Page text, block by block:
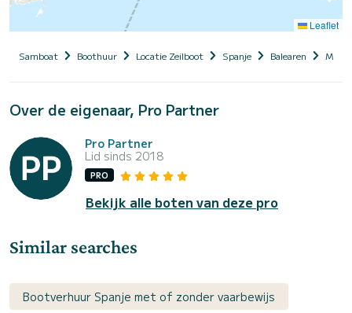
Leaflet
Samboat Boothuur Locatie Zeilboot Spanje Balearen
Over de eigenaar, Pro Partner
Pro Partner
Lid sinds 2018
PRO
Bekijk alle boten van deze pro
Similar searches
Bootverhuur Spanje met of zonder vaarbewijs